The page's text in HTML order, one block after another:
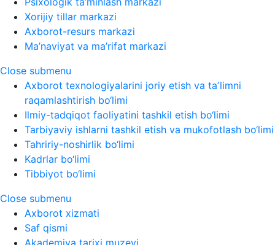
Xorijiy tillar markazi
Axborot-resurs markazi
Ma’naviyat va ma’rifat markazi
Close submenu
Axborot texnologiyalarini joriy etish va taʼlimni
raqamlashtirish bo‘limi
Ilmiy-tadqiqot faoliyatini tashkil etish bo‘limi
Tarbiyaviy ishlarni tashkil etish va mukofotlash bo‘limi
Tahririy-noshirlik bo‘limi
Kadrlar bo‘limi
Tibbiyot bo‘limi
Close submenu
Axborot xizmati
Saf qismi
Akademiya tarixi muzeyi